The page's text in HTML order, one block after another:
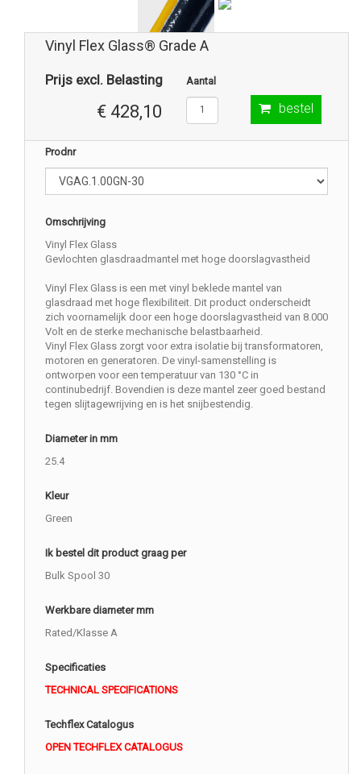
Vinyl Flex Glass® Grade A
Prijs excl. Belasting
€ 428,10
Aantal
bestel
Prodnr
Omschrijving
Vinyl Flex Glass
Gevlochten glasdraadmantel met hoge doorslagvastheid
Vinyl Flex Glass is een met vinyl beklede mantel van
glasdraad met hoge flexibiliteit. Dit product onderscheidt
zich voornamelijk door een hoge doorslagvastheid van 8.000
Volt en de sterke mechanische belastbaarheid.
Vinyl Flex Glass zorgt voor extra isolatie bij transformatoren,
motoren en generatoren. De vinyl-samenstelling is
ontworpen voor een temperatuur van 130 °C in
continubedrijf. Bovendien is deze mantel zeer goed bestand
tegen slijtagewrijving en is het snijbestendig.
Diameter in mm
25.4
Kleur
Green
Ik bestel dit product graag per
Bulk Spool 30
Werkbare diameter mm
Rated/Klasse A
Specificaties
TECHNICAL SPECIFICATIONS
Techflex Catalogus
OPEN TECHFLEX CATALOGUS